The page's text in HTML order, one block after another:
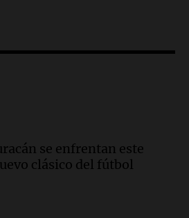
tras caer dos autos desde
esta noche a
a su familia
su papá
se enfrentan este
clásico del fútbol